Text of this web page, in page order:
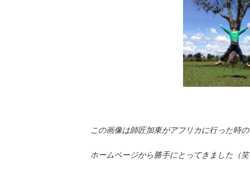
この画像は師匠加東がアフリカに行った時の
ホームページから勝手にとってきました（笑